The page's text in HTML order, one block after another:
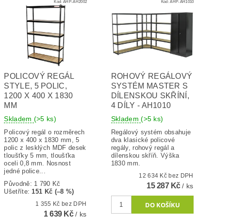
Kód: AHP-AH2002
POLICOVÝ REGÁL
STYLE, 5 POLIC,
1200 X 400 X 1830
MM
Skladem (>5 ks)
Policový regál o rozměrech
1200 x 400 x 1830 mm, 5
polic z lesklých MDF desek
tloušťky 5 mm, tloušťka
oceli 0,8 mm. Nosnost
jedné police...
Původně: 1 790 Kč
Ušetříte: 151 Kč (–8 %)
1 355 Kč bez DPH
1 639 Kč/ ks
Kód:AHP-AH1010
ROHOVÝ REGÁLOVÝ
SYSTÉM MASTER S
DÍLENSKOU SKŘÍNÍ,
4 DÍLY - AH1010
Skladem(>5 ks)
Regálový systém obsahuje
dva klasické policové
regály, rohový regál a
dílenskou skříň. Výška
1830 mm.
12 634 Kč bez DPH
15 287 Kč/ ks